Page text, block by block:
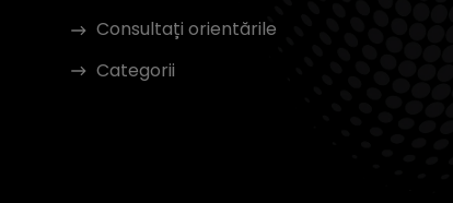
Consultați orientările
Categorii